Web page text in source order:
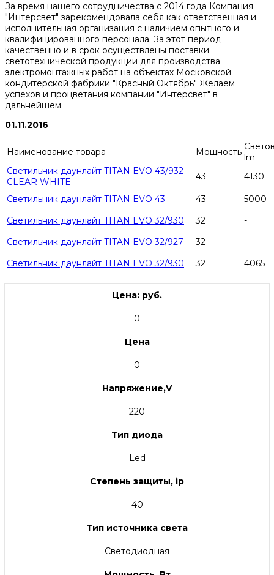
За время нашего сотрудничества с 2014 года Компания
"Интерсвет" зарекомендовала себя как ответственная и
исполнительная организация с наличием опытного и
квалифицированного персонала. За этот период
качественно и в срок осуществлены поставки
светотехнической продукции для производства
электромонтажных работ на объектах Московской
кондитерской фабрики "Красный Октябрь" Желаем
успехов и процветания компании "Интерсвет" в
дальнейшем.
01.11.2016
Наименование товара Мощность lm
Светильник даунлайт TITAN EVO 43/932
CLEAR WHITE
43 4130
Светильник даунлайт TITAN EVO 43 43
5000
Светильник даунлайт TITAN EVO 32/930
32
-
Светильник даунлайт TITAN EVO 32/927
32
-
Светильник даунлайт TITAN EVO 32/930
32 4065
Цена: руб.
0
Цена
0
Напряжение,V
220
Тип диода
Led
Степень защиты, ip
40
Тип источника света
Светодиодная